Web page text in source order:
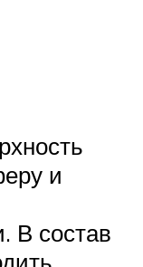
и
В состав